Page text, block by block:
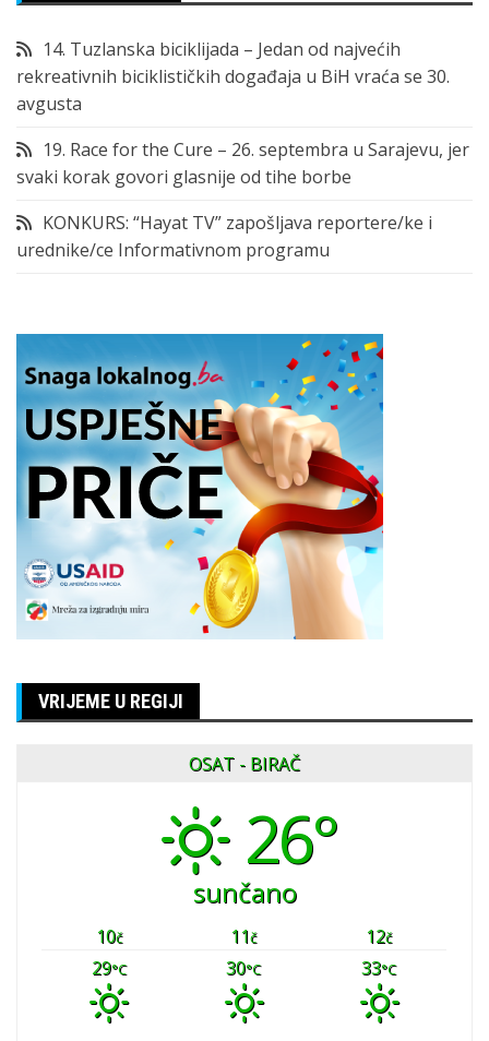
14. Tuzlanska biciklijada – Jedan od najvećih
rekreativnih biciklističkih događaja u BiH vraća se 30.
avgusta
19. Race for the Cure – 26. septembra u Sarajevu, jer
svaki korak govori glasnije od tihe borbe
KONKURS: “Hayat TV” zapošljava reportere/ke i
urednike/ce Informativnom programu
VRIJEME U REGIJI
OSAT - BIRAČ
26°
sunčano
10č 11č 12č
29°C 30°C 33°C